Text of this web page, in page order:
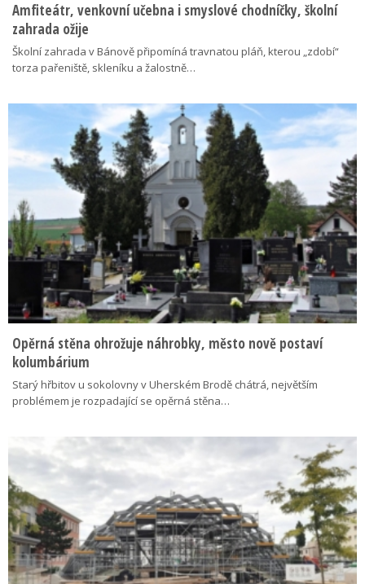
Amfiteátr, venkovní učebna i smyslové chodníčky, školní
zahrada ožije
Školní zahrada v Bánově připomíná travnatou pláň, kterou „zdobí“
torza pařeniště, skleníku a žalostně…
Opěrná stěna ohrožuje náhrobky, město nově postaví
kolumbárium
Starý hřbitov u sokolovny v Uherském Brodě chátrá, největším
problémem je rozpadající se opěrná stěna…